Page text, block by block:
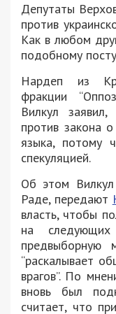
Депутаты
против
Как в любом
подобному
Нардеп из
фракции
Вилкул
против закона
языка, потому
спекуляцией.
Об этом Вилкул
Раде, передают
власть, чтобы
на следующих
предвыборную
“раскалывает
врагов”. По
вновь был
считает, что